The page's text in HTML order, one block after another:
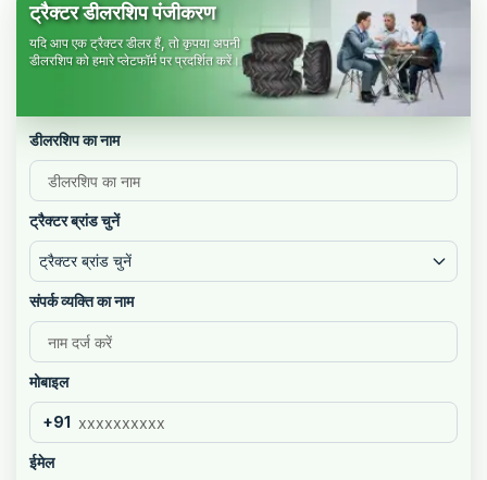
ट्रैक्टर डीलरशिप पंजीकरण
यदि आप एक ट्रैक्टर डीलर हैं, तो कृपया अपनी
डीलरशिप को हमारे प्लेटफॉर्म पर प्रदर्शित करें।
डीलरशिप का नाम
ट्रैक्टर ब्रांड चुनें
ट्रैक्टर ब्रांड चुनें
संपर्क व्यक्ति का नाम
मोबाइल
+91
ईमेल